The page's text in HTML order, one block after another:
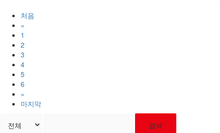
처음
«
1
2
3
4
5
6
»
마지막
검색